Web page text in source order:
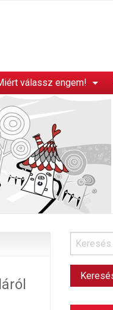
válassz engem!